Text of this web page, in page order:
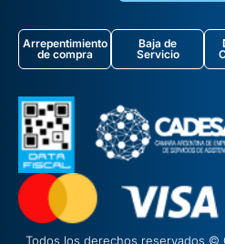
Arrepentimiento
de compra
Baja de
Servicio
Todos los derechos reservados ©